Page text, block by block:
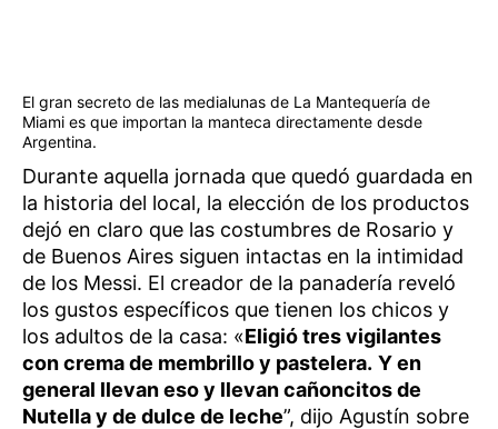
El gran secreto de las medialunas de La Mantequería de
Miami es que importan la manteca directamente desde
Argentina.
Durante aquella jornada que quedó guardada en
la historia del local, la elección de los productos
dejó en claro que las costumbres de Rosario y
de Buenos Aires siguen intactas en la intimidad
de los Messi. El creador de la panadería reveló
los gustos específicos que tienen los chicos y
los adultos de la casa: «Eligió tres vigilantes
con crema de membrillo y pastelera. Y en
general llevan eso y llevan cañoncitos de
Nutella y de dulce de leche”, dijo Agustín sobre